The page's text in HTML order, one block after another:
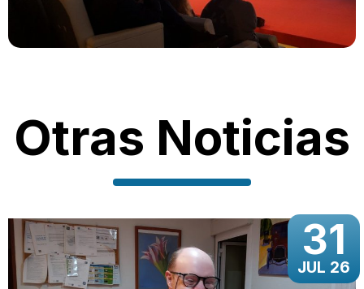
Otras Noticias
31
JUL 26